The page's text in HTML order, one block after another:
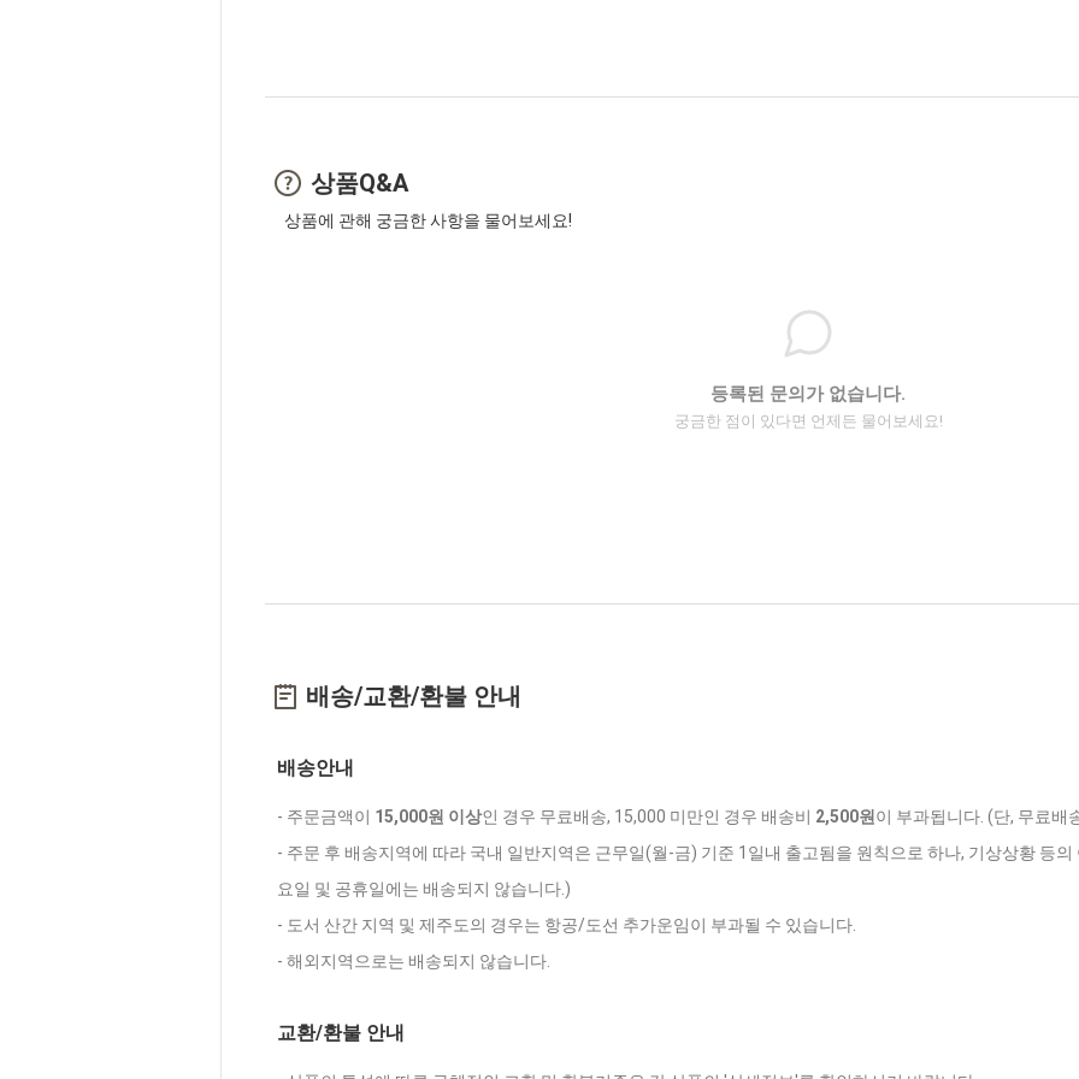
상품Q&A
상품에 관해 궁금한 사항을 물어보세요!
등록된 문의가 없습니다.
궁금한 점이 있다면 언제든 물어보세요!
배송/교환/환불 안내
배송안내
- 주문금액이 15,000원 이상인 경우 무료배송, 15,000 미만인 경우 배송비 2,500원 이 부과됩니다. (단, 무료배
- 주문 후 배송지역에 따라 국내 일반지역은 근무일(월-금) 기준 1일내 출고됨을 원칙으로 하나, 기상상황 등
요일 및 공휴일에는 배송되지 않습니다.)
- 도서 산간 지역 및 제주도의 경우는 항공/도선 추가운임이 부과될 수 있습니다.
- 해외지역으로는 배송되지 않습니다.
교환/환불 안내